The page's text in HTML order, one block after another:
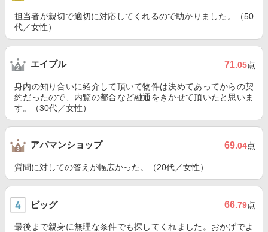
担当者が親切で適切に対応してくれるので助かりました。（50
代／女性）
エイブル 71.05点
身内の知り合いに紹介して頂いて物件は決めてあってからの契
約だったので、内覧の都合など融通をきかせて頂いたと思いま
す。（30代／女性）
アパマンショップ 69.04点
質問に対しての答えが幅広かった。（20代／女性）
ビッグ 66.79点
最後まで親身に無理な条件でも探してくれました。おかげでよ